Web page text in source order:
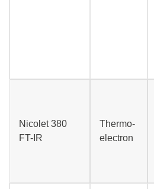
Nicolet 380
FT-IR
Thermo-
electron